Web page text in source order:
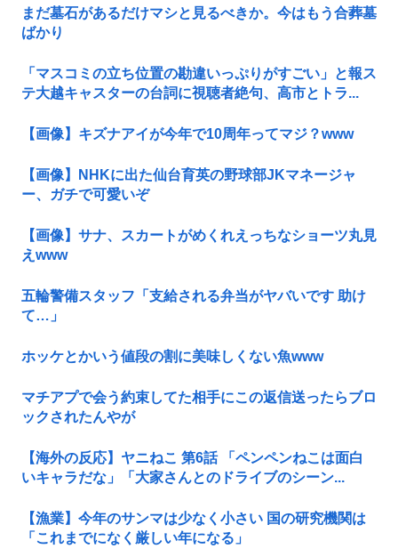
まだ墓石があるだけマシと見るべきか。今はもう合葬墓
ばかり
「マスコミの立ち位置の勘違いっぷりがすごい」と報ス
テ大越キャスターの台詞に視聴者絶句、高市とトラ...
【画像】キズナアイが今年で10周年ってマジ？www
【画像】NHKに出た仙台育英の野球部JKマネージャ
ー、ガチで可愛いぞ
【画像】サナ、スカートがめくれえっちなショーツ丸見
えwww
五輪警備スタッフ「支給される弁当がヤバいです 助け
て…」
ホッケとかいう値段の割に美味しくない魚www
マチアプで会う約束してた相手にこの返信送ったらブロ
ックされたんやが
【海外の反応】ヤニねこ 第6話 「ペンペンねこは面白
いキャラだな」「大家さんとのドライブのシーン...
【漁業】今年のサンマは少なく小さい 国の研究機関は
「これまでになく厳しい年になる」